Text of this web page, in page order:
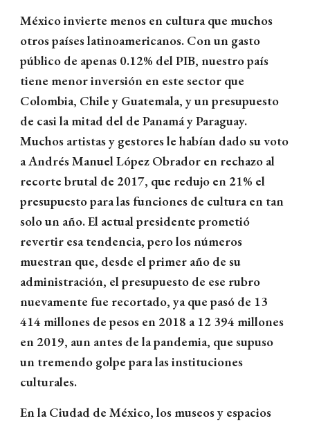
México invierte menos en cultura que muchos
otros países latinoamericanos. Con un gasto
público de apenas 0.12% del PIB, nuestro país
tiene menor inversión en este sector que
Colombia, Chile y Guatemala, y un presupuesto
de casi la mitad del de Panamá y Paraguay.
Muchos artistas y gestores le habían dado su voto
a Andrés Manuel López Obrador en rechazo al
recorte brutal de 2017, que redujo en 21% el
presupuesto para las funciones de cultura en tan
solo un año. El actual presidente prometió
revertir esa tendencia, pero los números
muestran que, desde el primer año de su
administración, el presupuesto de ese rubro
nuevamente fue recortado, ya que pasó de 13
414 millones de pesos en 2018 a 12 394 millones
en 2019, aun antes de la pandemia, que supuso
un tremendo golpe para las instituciones
culturales.
En la Ciudad de México, los museos y espacios